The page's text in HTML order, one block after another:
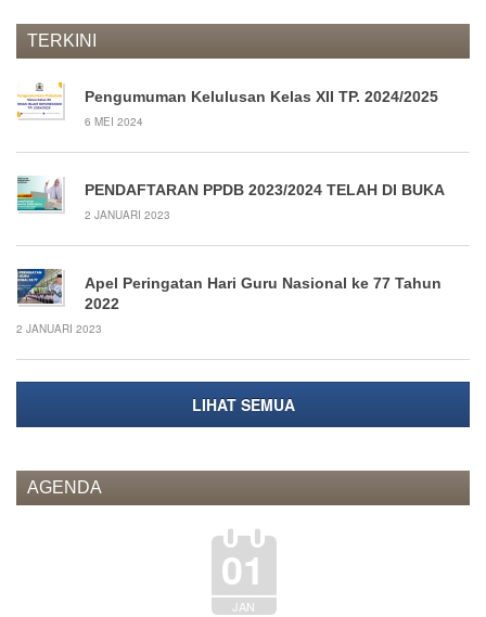
TERKINI
Pengumuman Kelulusan Kelas XII TP. 2024/2025
6 MEI 2024
PENDAFTARAN PPDB 2023/2024 TELAH DI BUKA
2 JANUARI 2023
Apel Peringatan Hari Guru Nasional ke 77 Tahun
2022
2 JANUARI 2023
LIHAT SEMUA
AGENDA
01
JAN